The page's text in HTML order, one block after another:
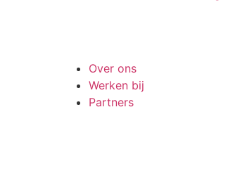
Over ons
Werken bij
Partners